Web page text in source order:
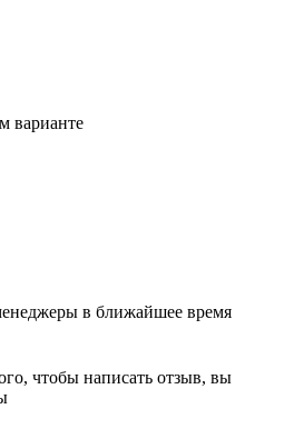
варианте
в ближайшее время
чтобы написать отзыв, вы